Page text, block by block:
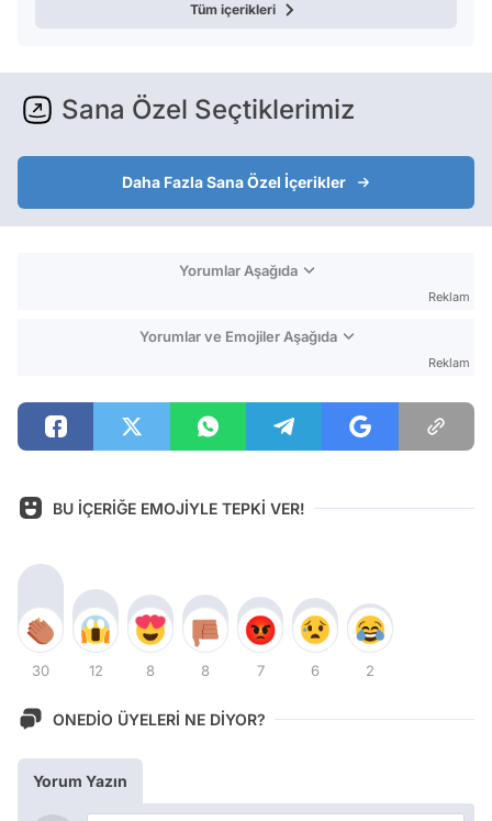
Tüm içerikleri
Sana Özel Seçtiklerimiz
Daha Fazla Sana Özel İçerikler
Yorumlar Aşağıda
Reklam
Yorumlar ve Emojiler Aşağıda
Reklam
BU İÇERİĞE EMOJİYLE TEPKİ VER!
30 12 8 8 7 6 2
ONEDİO ÜYELERİ NE DİYOR?
Yorum Yazın